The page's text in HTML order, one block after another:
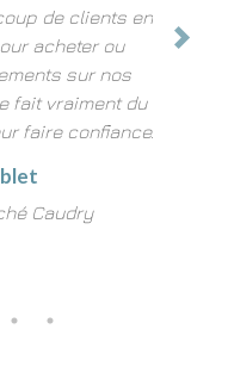
digital. Je peux vous dire
absolument pas !
mis en place ma
maintenant je génère
par mois. Que